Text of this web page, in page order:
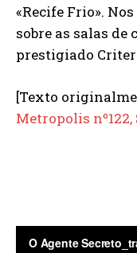
«Recife Frio».
sobre as salas
prestigiado
[Texto
Metropolis nº122,